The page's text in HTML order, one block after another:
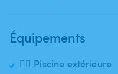
Équipements
🏊‍♂️ Piscine extérieure